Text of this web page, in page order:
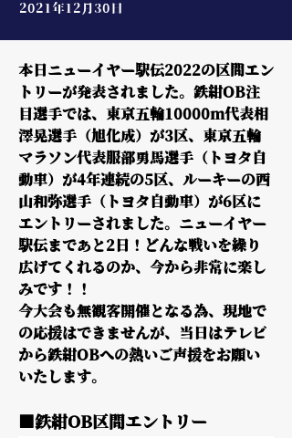
2021年12月30日
本日ニューイヤー駅伝2022の区間エン
トリーが発表されました。鉄紺OB注
目選手では、東京五輪10000m代表相
澤晃選手（旭化成）が3区、東京五輪
マラソン代表服部勇馬選手（トヨタ自
動車）が4年連続の5区、ルーキーの西
山和弥選手（トヨタ自動車）が6区に
エントリーされました。ニューイヤー
駅伝まであと2日！どんな戦いを繰り
広げてくれるのか、今から非常に楽し
みです！！
今大会も無観客開催となる為、現地で
の応援はできませんが、当日はテレビ
から鉄紺OBへの熱いご声援をお願い
いたします。
■鉄紺OB区間エントリー